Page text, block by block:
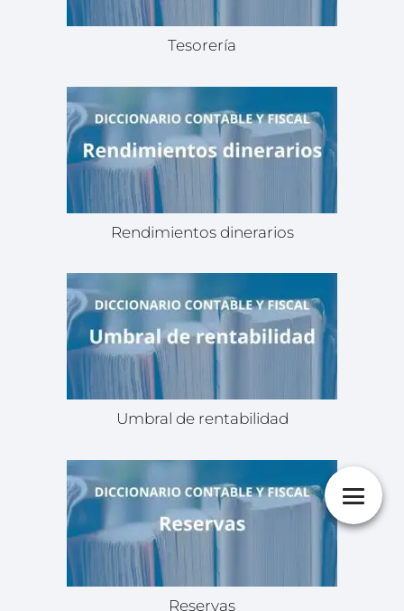
Tesorería
Rendimientos dinerarios
Umbral de rentabilidad
Reservas